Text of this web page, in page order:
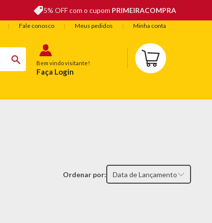
5% OFF com o cupom PRIMEIRACOMPRA
Fale conosco Meus pedidos Minha conta
Bem vindo visitante!
Faça Login
Ordenar por: Data de Lançamento